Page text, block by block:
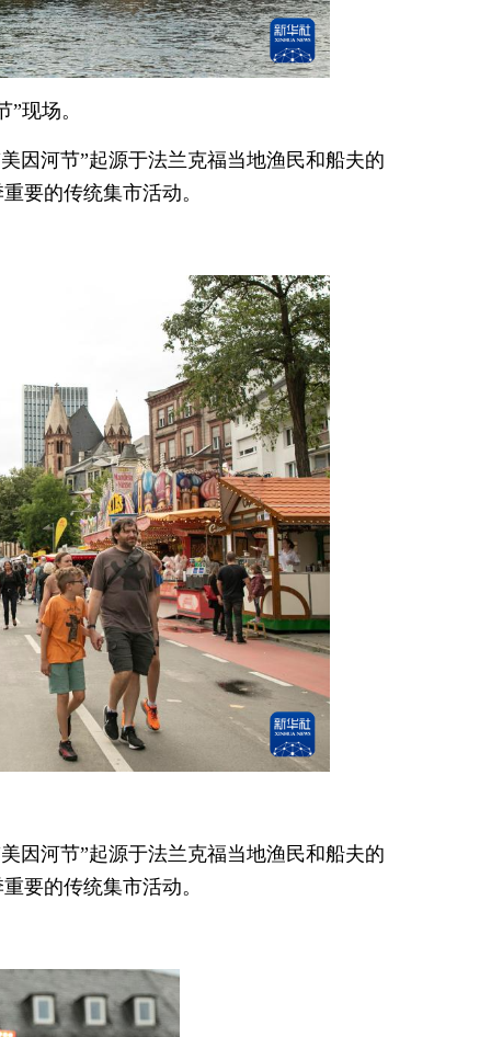
现场。
因河节”起源于法兰克福当地渔民和船夫的
要的传统集市活动。
因河节”起源于法兰克福当地渔民和船夫的
要的传统集市活动。